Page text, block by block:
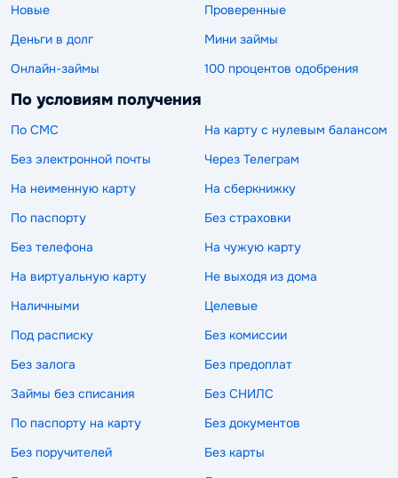
Новые
Проверенные
Деньги в долг
Мини займы
Онлайн-займы
100 процентов одобрения
По условиям получения
По СМС
На карту с нулевым балансом
Без электронной почты
Через Телеграм
На неименную карту
На сберкнижку
По паспорту
Без страховки
Без телефона
На чужую карту
На виртуальную карту
Не выходя из дома
Наличными
Целевые
Под расписку
Без комиссии
Без залога
Без предоплат
Займы без списания
Без СНИЛС
По паспорту на карту
Без документов
Без поручителей
Без карты